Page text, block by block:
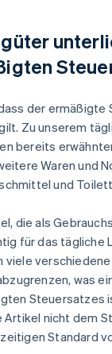
der
Zu unserem
bereits
Waren und
und
die als
für das tägliche
verschiedene
was
Steuersatzes
nicht dem
Standard